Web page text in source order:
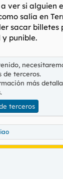
ver si alguien
salía en
sacar billetes
punible.
de terceros.
más
.
terceros